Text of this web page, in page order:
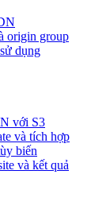
origin group
dụng
với S3
và tích hợp
biến
và kết quả